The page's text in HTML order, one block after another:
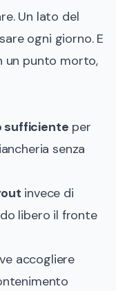
Un lato del
ogni giorno. E
un punto morto,
sufficiente per
senza
invece di
libero il fronte
accogliere